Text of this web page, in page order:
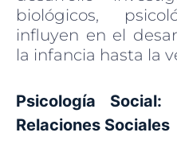
biológicos,
influyen en el
la infancia hasta la
Psicología
Relaciones Sociales